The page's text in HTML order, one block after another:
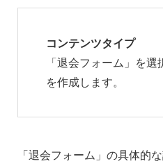
コンテンツタイプ
「退会フォーム」を
を作成します。
「退会フォーム」の具体的